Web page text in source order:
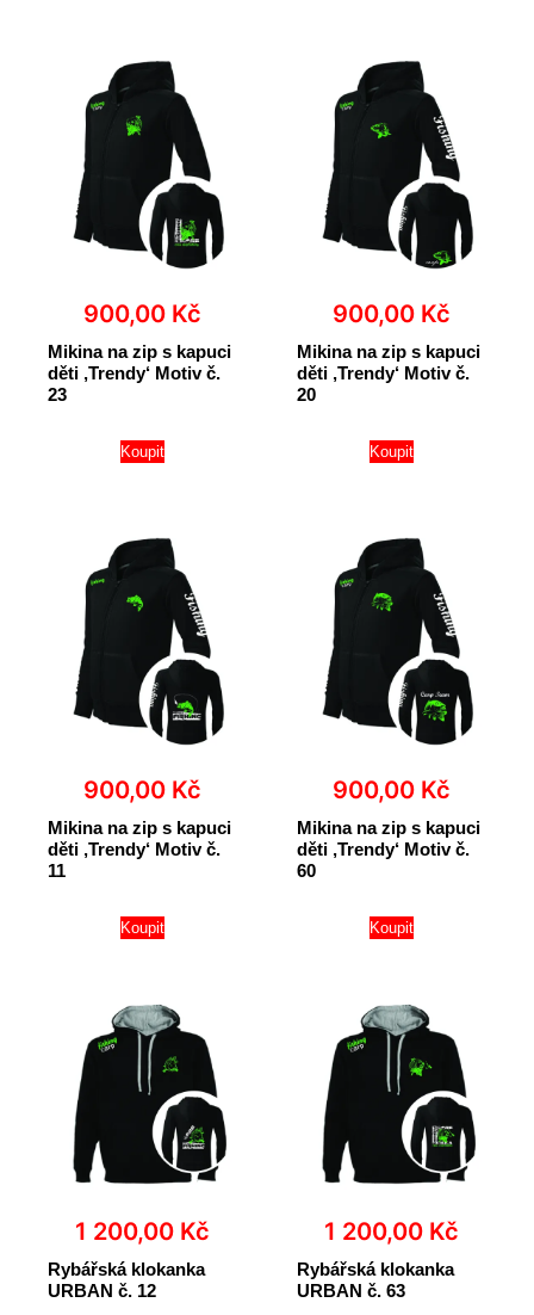
900,00 Kč
Mikina na zip s kapuci
děti ‚Trendy‘ Motiv č.
23
Koupit
900,00 Kč
Mikina na zip s kapuci
děti ‚Trendy‘ Motiv č.
20
Koupit
900,00 Kč
Mikina na zip s kapuci
děti ‚Trendy‘ Motiv č.
11
Koupit
900,00 Kč
Mikina na zip s kapuci
děti ‚Trendy‘ Motiv č.
60
Koupit
1 200,00 Kč
Rybářská klokanka
URBAN č. 12
1 200,00 Kč
Rybářská klokanka
URBAN č. 63